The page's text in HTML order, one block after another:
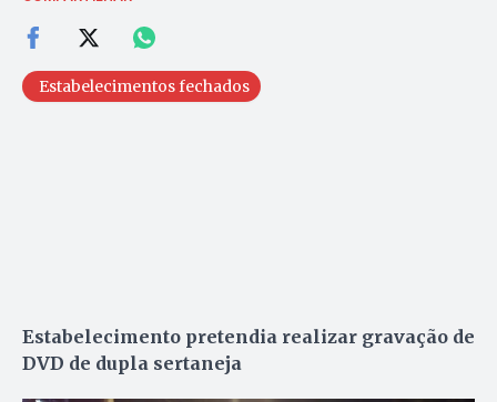
Estabelecimentos fechados
Estabelecimento pretendia realizar gravação de
DVD de dupla sertaneja